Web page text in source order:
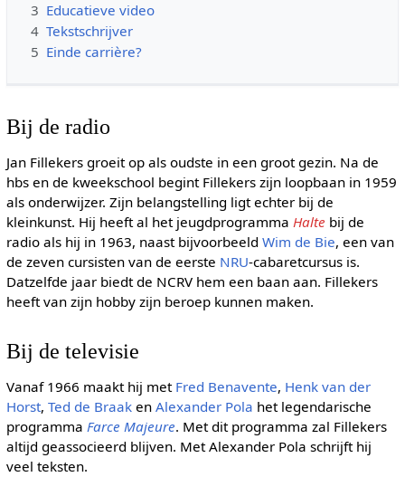
3 Educatieve video
4 Tekstschrijver
5 Einde carrière?
Bij de radio
Jan Fillekers groeit op als oudste in een groot gezin. Na de
hbs en de kweekschool begint Fillekers zijn loopbaan in 1959
als onderwijzer. Zijn belangstelling ligt echter bij de
kleinkunst. Hij heeft al het jeugdprogramma Halte bij de
radio als hij in 1963, naast bijvoorbeeld Wim de Bie, een van
de zeven cursisten van de eerste NRU-cabaretcursus is.
Datzelfde jaar biedt de NCRV hem een baan aan. Fillekers
heeft van zijn hobby zijn beroep kunnen maken.
Bij de televisie
Vanaf 1966 maakt hij met Fred Benavente, Henk van der
Horst, Ted de Braaken Alexander Pola het legendarische
programma Farce Majeure. Met dit programma zal Fillekers
altijd geassocieerd blijven. Met Alexander Pola schrijft hij
veel teksten.